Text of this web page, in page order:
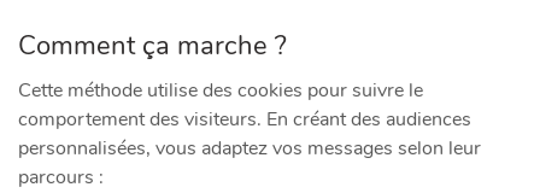
Comment ça marche ?
Cette méthode utilise des cookies pour suivre le
comportement des visiteurs. En créant des audiences
personnalisées, vous adaptez vos messages selon leur
parcours :